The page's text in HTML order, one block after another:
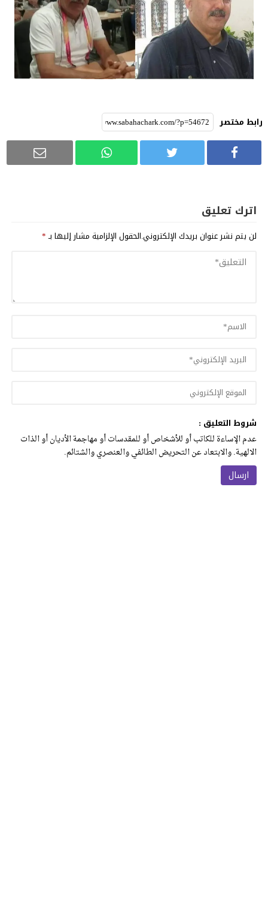
رابط مختصر
اترك تعليق
لن يتم نشر عنوان بريدك الإلكتروني.الحقول الإلزامية مشار إليها بـ*
شروط التعليق :
عدم الإساءة للكاتب أو للأشخاص أو للمقدسات أو مهاجمة الأديان أو الذات
الالهية. والابتعاد عن التحريض الطائفي والعنصري والشتائم.